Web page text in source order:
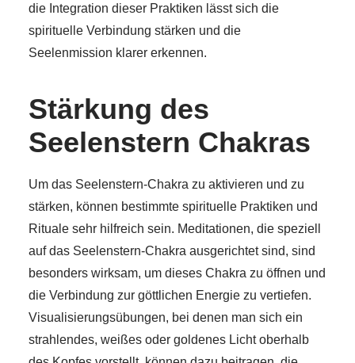
die Integration dieser Praktiken lässt sich die
spirituelle Verbindung stärken und die
Seelenmission klarer erkennen.
Stärkung des
Seelenstern Chakras
Um das Seelenstern-Chakra zu aktivieren und zu
stärken, können bestimmte spirituelle Praktiken und
Rituale sehr hilfreich sein. Meditationen, die speziell
auf das Seelenstern-Chakra ausgerichtet sind, sind
besonders wirksam, um dieses Chakra zu öffnen und
die Verbindung zur göttlichen Energie zu vertiefen.
Visualisierungsübungen, bei denen man sich ein
strahlendes, weißes oder goldenes Licht oberhalb